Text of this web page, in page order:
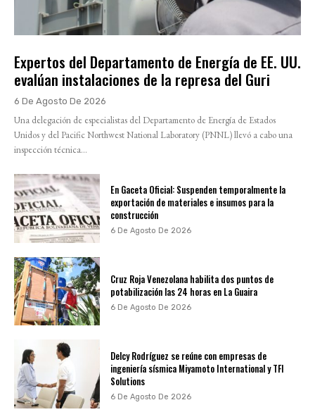
Expertos del Departamento de Energía de EE. UU.
evalúan instalaciones de la represa del Guri
6 De Agosto De 2026
Una delegación de especialistas del Departamento de Energía de Estados
Unidos y del Pacific Northwest National Laboratory (PNNL) llevó a cabo una
inspección técnica...
En Gaceta Oficial: Suspenden temporalmente la
exportación de materiales e insumos para la
construcción
6 De Agosto De 2026
Cruz Roja Venezolana habilita dos puntos de
potabilización las 24 horas en La Guaira
6 De Agosto De 2026
Delcy Rodríguez se reúne con empresas de
ingeniería sísmica Miyamoto International y TFI
Solutions
6 De Agosto De 2026